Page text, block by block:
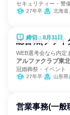
セキュリティー・警
27年卒 北海道、青森県、岩手県
締切：8月31日
総合職(ブライ
WEB選考会なら内定
アルファクラブ東
冠婚葬祭・イベント
27年卒 山形県
営業事務(一般